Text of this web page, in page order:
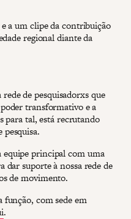
a um clipe da contribuição
regional diante da
de pesquisadorxs que
transformativo e a
para tal, está recrutando
pesquisa.
principal com uma
dar suporte à nossa rede de
de movimento.
função, com sede em
.